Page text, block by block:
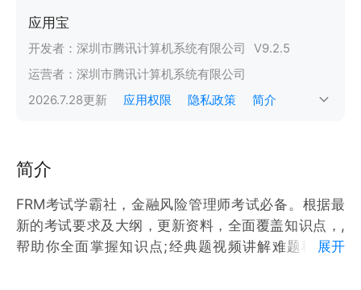
应用宝
开发者： 深圳市腾讯计算机系统有限公司 V9.2.5
运营者： 深圳市腾讯计算机系统有限公司
2026.7.28更新 应用权限 隐私政策 简介
简介
FRM考试学霸社，金融风险管理师考试必备。根据最
新的考试要求及大纲，更新资料，全面覆盖知识点，,
帮助你全面掌握知识点;经典题视频讲解难题秒解技
展开